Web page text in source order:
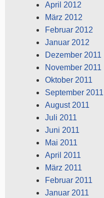
April 2012
März 2012
Februar 2012
Januar 2012
Dezember 2011
November 2011
Oktober 2011
September 2011
August 2011
Juli 2011
Juni 2011
Mai 2011
April 2011
März 2011
Februar 2011
Januar 2011